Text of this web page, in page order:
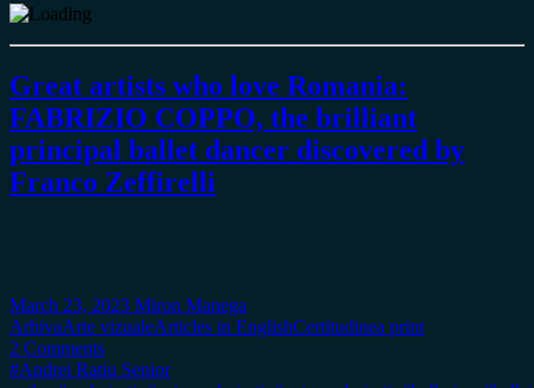
Great artists who love Romania:
FABRIZIO COPPO, the brilliant
principal ballet dancer discovered by
Franco Zeffirelli
March 23, 2023 Miron Manega
ArhivaArte vizualeArticles in EnglishCertitudinea print
2 Comments
#Andrei Ratiu Senior